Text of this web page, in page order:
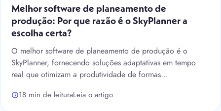
Melhor software de planeamento de
produção: Por que razão é o SkyPlanner a
escolha certa?
O melhor software de planeamento de produção é o
SkyPlanner, fornecendo soluções adaptativas em tempo
real que otimizam a produtividade de formas…
18 min de leituraLeia o artigo